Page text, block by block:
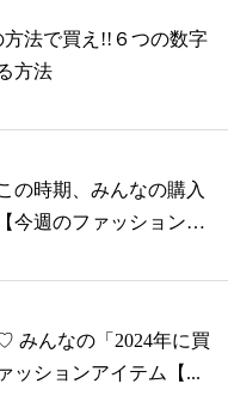
方法で買え!!６つの数字
方法
の時期、みんなの購入
今週のファッション記
みんなの「2024年に買
ッションアイテム【...